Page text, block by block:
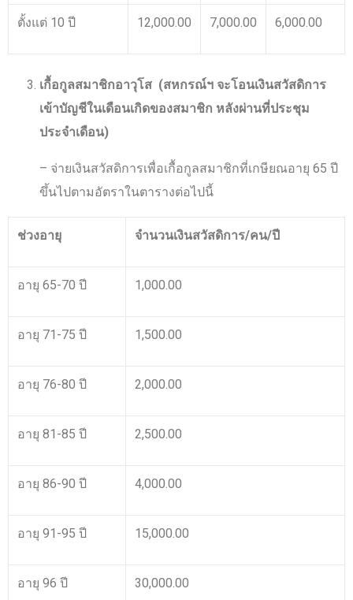
ตั้งแต่ 10 ปี 12,000.00 7,000.00 6,000.00
เกื้อกูลสมาชิกอาวุโส (สหกรณ์ฯ จะโอนเงินสวัสดิการ
เข้าบัญชีในเดือนเกิดของสมาชิก หลังผ่านที่ประชุม
ประจำเดือน)
– จ่ายเงินสวัสดิการเพื่อเกื้อกูลสมาชิกที่เกษียณอายุ 65 ปี
ขึ้นไปตามอัตราในตารางต่อไปนี้
ช่วงอายุ จำนวนเงินสวัสดิการ/คน/ปี
อายุ 65-70 ปี 1,000.00
อายุ 71-75 ปี 1,500.00
อายุ 76-80 ปี 2,000.00
อายุ 81-85 ปี 2,500.00
อายุ 86-90 ปี 4,000.00
อายุ 91-95 ปี 15,000.00
อายุ 96 ปี 30,000.00